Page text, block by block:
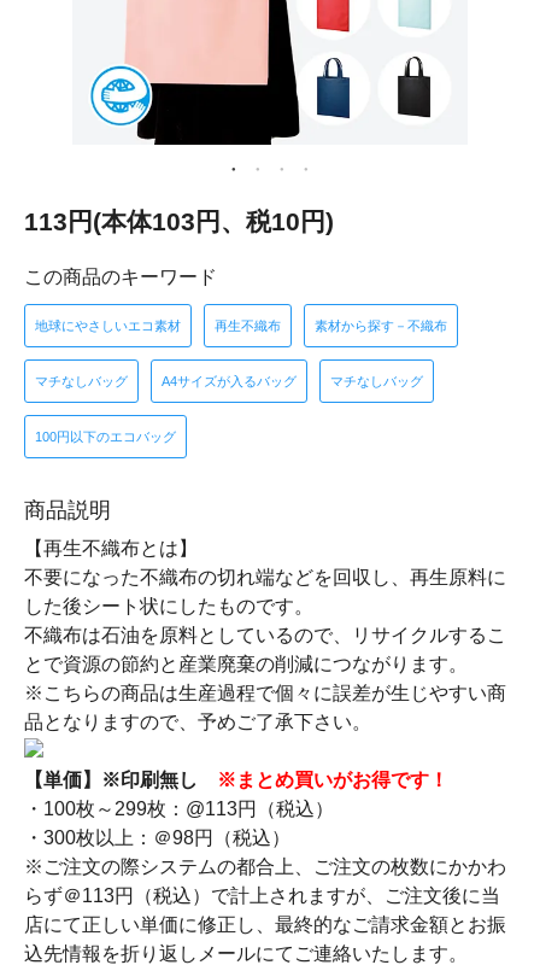
113円(本体103円、税10円)
この商品のキーワード
地球にやさしいエコ素材 再生不織布 素材から探す－不織布
マチなしバッグ A4サイズが入るバッグ マチなしバッグ
100円以下のエコバッグ
商品説明
【再生不織布とは】
不要になった不織布の切れ端などを回収し、再生原料に
した後シート状にしたものです。
不織布は石油を原料としているので、リサイクルするこ
とで資源の節約と産業廃棄の削減につながります。
※こちらの商品は生産過程で個々に誤差が生じやすい商
品となりますので、予めご了承下さい。
【単価】※印刷無し
※まとめ買いがお得です！
・100枚～299枚：@113円（税込）
・300枚以上：＠98円（税込）
※ご注文の際システムの都合上、ご注文の枚数にかかわ
らず＠113円（税込）で計上されますが、ご注文後に当
店にて正しい単価に修正し、最終的なご請求金額とお振
込先情報を折り返しメールにてご連絡いたします。